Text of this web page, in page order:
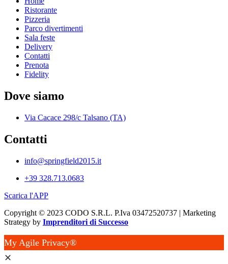
Ristorante
Pizzeria
Parco divertimenti
Sala feste
Delivery
Contatti
Prenota
Fidelity
Dove siamo
Via Cacace 298/c Talsano (TA)
Contatti
info@springfield2015.it
+39 328.713.0683
Scarica l'APP
Copyright © 2023 CODO S.R.L. P.Iva 03472520737 | Marketing
Strategy by Imprenditori di Successo
My Agile Privacy®
✕